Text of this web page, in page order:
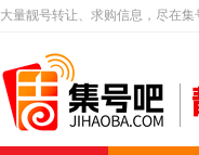
大量靓号转让、求购信息，尽在集